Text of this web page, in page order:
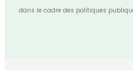
dans le cadre des politiques